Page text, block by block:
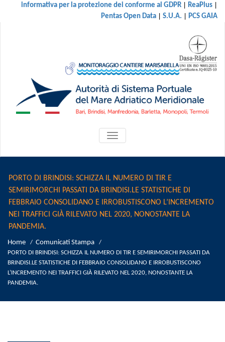
informativa per la protezione dei conforme al GDPR | ReaPlus |
Pentas Open Data | S.U.A. | PCS GAIA
ATTIVA/DISATTIVA
MENU
PORTO DI BRINDISI: SCHIZZA IL NUMERO DI TIR E
SEMIRIMORCHI PASSATI DA BRINDISI.LE STATISTICHE DI
FEBBRAIO CONSOLIDANO E IRROBUSTISCONO L’INCREMENTO
NEI TRAFFICI GIÀ RILEVATO NEL 2020, NONOSTANTE LA
PANDEMIA.
Home / Comunicati Stampa /
PORTO DI BRINDISI: SCHIZZA IL NUMERO DI TIR E SEMIRIMORCHI PASSATI DA
BRINDISI.LE STATISTICHE DI FEBBRAIO CONSOLIDANO E IRROBUSTISCONO
L’INCREMENTO NEI TRAFFICI GIÀ RILEVATO NEL 2020, NONOSTANTE LA
PANDEMIA.